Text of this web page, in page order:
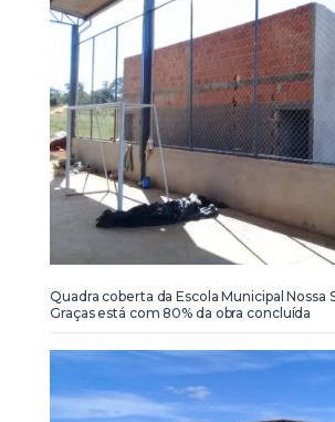
Quadra coberta da Escola Municipal Nossa
Graças está com 80% da obra concluída